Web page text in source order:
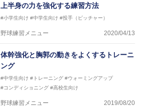
上半身の力を強化する練習方法
#小学生向け #中学生向け #投手（ピッチャー）
野球練習メニュー 2020/04/13
体幹強化と胸郭の動きをよくするトレーニ
ング
#中学生向け #トレーニング #ウォーミングアップ
#コンディショニング #高校生向け
野球練習メニュー 2019/08/20